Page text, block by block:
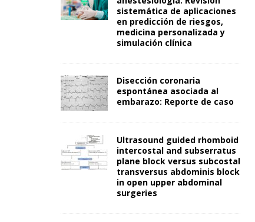
sistemática de aplicaciones
en predicción de riesgos,
medicina personalizada y
simulación clínica
Disección coronaria
espontánea asociada al
embarazo: Reporte de caso
Ultrasound guided rhomboid
intercostal and subserratus
plane block versus subcostal
transversus abdominis block
in open upper abdominal
surgeries